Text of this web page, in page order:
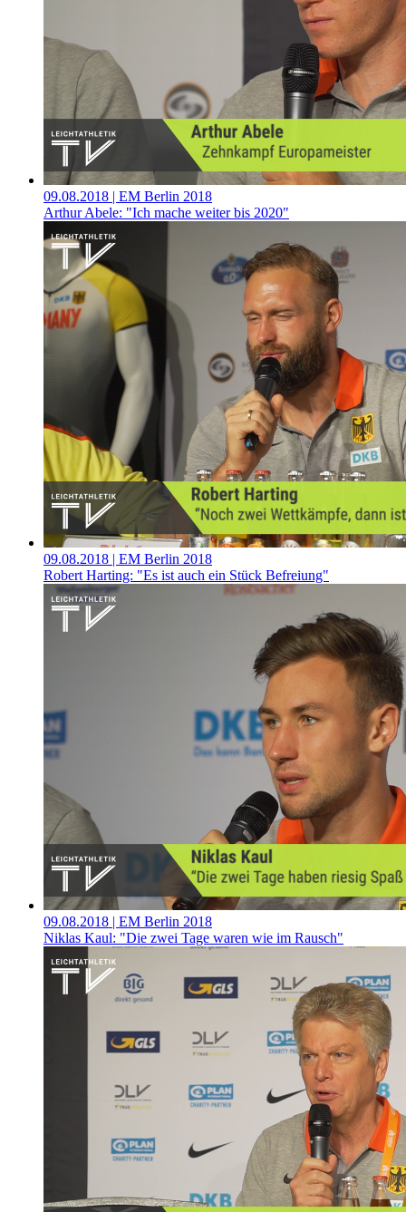
09.08.2018 | EM Berlin 2018
Arthur Abele: "Ich mache weiter bis 2020"
09.08.2018 | EM Berlin 2018
Robert Harting: "Es ist auch ein Stück Befreiung"
09.08.2018 | EM Berlin 2018
Niklas Kaul: "Die zwei Tage waren wie im Rausch"